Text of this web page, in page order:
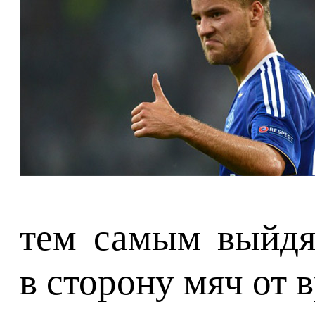
тем самым
в сторону мяч от